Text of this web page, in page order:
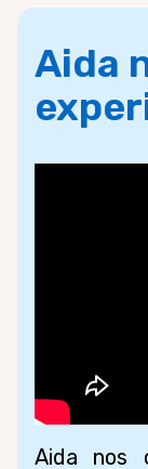
Aida
Aida nos